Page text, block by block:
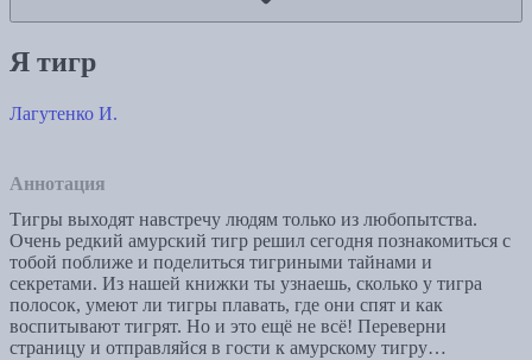
Я тигр
Лагутенко И.
Аннотация
Тигры выходят навстречу людям только из любопытства.
Очень редкий амурский тигр решил сегодня познакомиться с
тобой поближе и поделиться тигриными тайнами и
секретами. Из нашей книжки ты узнаешь, сколько у тигра
полосок, умеют ли тигры плавать, где они спят и как
воспитывают тигрят. Но и это ещё не всё! Переверни
страницу и отправляйся в гости к амурскому тигру…